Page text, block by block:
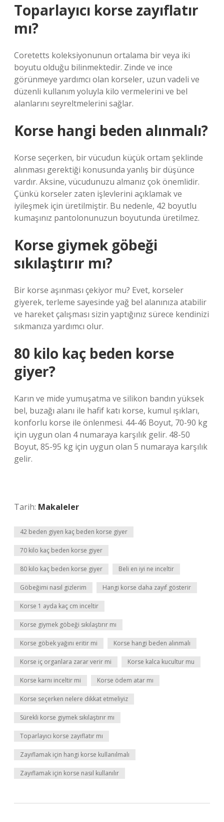
Toparlayıcı korse zayıflatır
mı?
Coretetts koleksiyonunun ortalama bir veya iki
boyutu olduğu bilinmektedir. Zinde ve ince
görünmeye yardımcı olan korseler, uzun vadeli ve
düzenli kullanım yoluyla kilo vermelerini ve bel
alanlarını seyreltmelerini sağlar.
Korse hangi beden alınmalı?
Korse seçerken, bir vücudun küçük ortam şeklinde
alınması gerektiği konusunda yanlış bir düşünce
vardır. Aksine, vücudunuzu almanız çok önemlidir.
Çünkü korseler zaten işlevlerini açıklamak ve
iyileşmek için üretilmiştir. Bu nedenle, 42 boyutlu
kumaşınız pantolonunuzun boyutunda üretilmez.
Korse giymek göbeği
sıkılaştırır mı?
Bir korse aşınması çekiyor mu? Evet, korseler
giyerek, terleme sayesinde yağ bel alanınıza atabilir
ve hareket çalışması sizin yaptığınız sürece kendinizi
sıkmanıza yardımcı olur.
80 kilo kaç beden korse
giyer?
Karın ve mide yumuşatma ve silikon bandın yüksek
bel, buzağı alanı ile hafif katı korse, kumul ışıkları,
konforlu korse ile önlenmesi. 44-46 Boyut, 70-90 kg
için uygun olan 4 numaraya karşılık gelir. 48-50
Boyut, 85-95 kg için uygun olan 5 numaraya karşılık
gelir.
Tarih: Makaleler
42 beden giyen kaç beden korse giyer
70 kilo kaç beden korse giyer
80 kilo kaç beden korse giyer Beli en iyi ne inceltir
Göbeğimi nasıl gizlerim Hangi korse daha zayıf gösterir
Korse 1 ayda kaç cm inceltir
Korse giymek göbeği sıkılaştırır mı
Korse göbek yağını eritir mi Korse hangi beden alınmalı
Korse iç organlara zarar verir mi Korse kalca kucultur mu
Korse karnı inceltir mi Korse ödem atar mı
Korse seçerken nelere dikkat etmeliyiz
Sürekli korse giymek sıkılaştırır mı
Toparlayıcı korse zayıflatır mı
Zayıflamak için hangi korse kullanılmalı
Zayıflamak için korse nasıl kullanılır